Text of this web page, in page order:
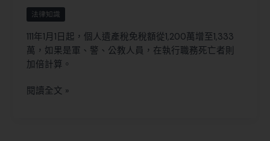
法律知識
111年1月1日起，個人遺產稅免稅額從1,200萬增至1,333
萬，如果是軍、警、公教人員，在執行職務死亡者則
加倍計算。
閱讀全文 »